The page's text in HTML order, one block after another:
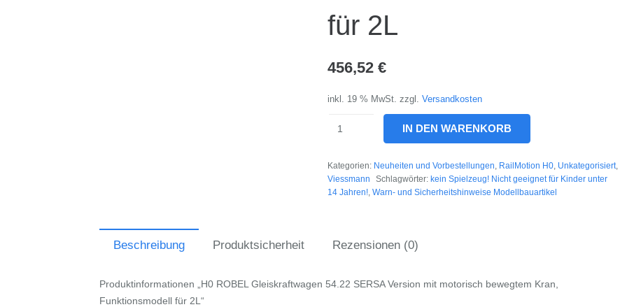
für 2L
456,52€
inkl. 19 % MwSt. zzgl.Versandkosten
Gleiskraftwagen
54.22
mit
Kran,
IN DEN WARENKORB
Kategorien: Neuheiten und Vorbestellungen, RailMotion H0, Unkategorisiert,
Viessmann
Schlagwörter: kein Spielzeug! Nicht geeignet für Kinder unter
14 Jahren!,Warn- und Sicherheitshinweise Modellbauartikel
Beschreibung Produktsicherheit Rezensionen (0)
Produktinformationen „H0 ROBEL Gleiskraftwagen 54.22 SERSA Version mit motorisch bewegtem Kran,
Funktionsmodell für 2L“